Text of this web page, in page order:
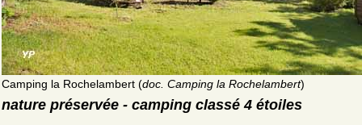
Camping la Rochelambert (doc. Camping la Rochelambert)
nature préservée - camping classé 4 étoiles